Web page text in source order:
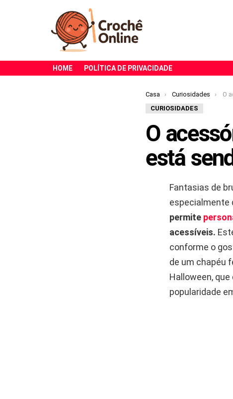
HOME POLÍTICA DE PRIVACIDADE
Você está aqui:
Casa Curiosidades
O
CURIOSIDADES
O
está
Fantasias de
especialmente
permite
acessíveis.
conforme o
de um chapéu
Halloween, que
popularidade